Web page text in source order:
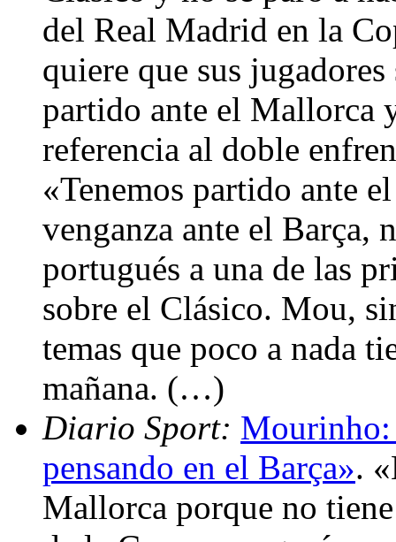
del Real Madrid en la
quiere que sus
partido ante el Mallorca
referencia al doble
«Tenemos partido ante
venganza ante el Barça,
portugués a una de las
sobre el Clásico. Mou,
temas que poco a nada
mañana. (…)
Diario Sport: Mourinho:
pensando en el Barça».
Mallorca porque no